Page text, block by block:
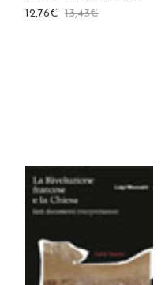
13,43€
12,76€
AGGIUNGI AL
CARRELLO